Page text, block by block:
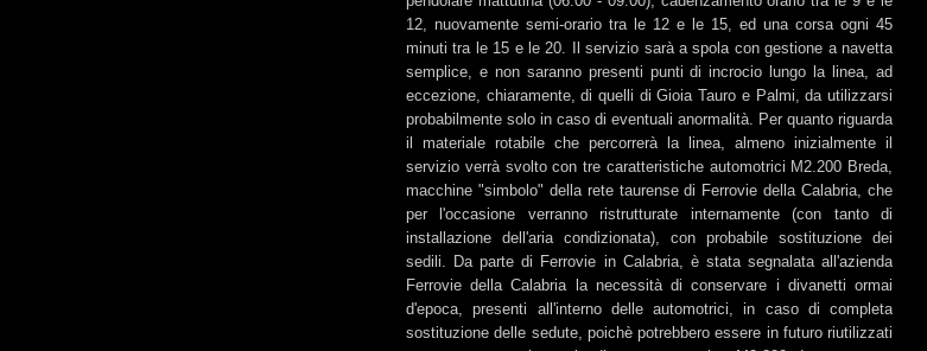
12, nuovamente semi-orario tra le 12 e le 15, ed una corsa ogni 45
minuti tra le 15 e le 20. Il servizio sarà a spola con gestione a navetta
semplice, e non saranno presenti punti di incrocio lungo la linea, ad
eccezione, chiaramente, di quelli di Gioia Tauro e Palmi, da utilizzarsi
probabilmente solo in caso di eventuali anormalità. Per quanto riguarda
il materiale rotabile che percorrerà la linea, almeno inizialmente il
servizio verrà svolto con tre caratteristiche automotrici M2.200 Breda,
macchine "simbolo" della rete taurense di Ferrovie della Calabria, che
per l'occasione verranno ristrutturate internamente (con tanto di
installazione dell'aria condizionata), con probabile sostituzione dei
sedili. Da parte di Ferrovie in Calabria, è stata segnalata all'azienda
Ferrovie della Calabria la necessità di conservare i divanetti ormai
d'epoca, presenti all'interno delle automotrici, in caso di completa
sostituzione delle sedute, poichè potrebbero essere in futuro riutilizzati